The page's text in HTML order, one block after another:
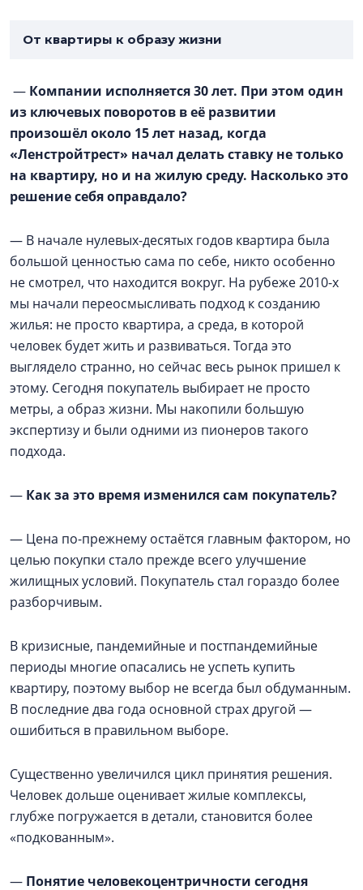
От квартиры к образу жизни
— Компании исполняется 30 лет. При этом один
из ключевых поворотов в её развитии
произошёл около 15 лет назад, когда
«Ленстройтрест» начал делать ставку не только
на квартиру, но и на жилую среду. Насколько это
решение себя оправдало?
— В начале нулевых-десятых годов квартира была
большой ценностью сама по себе, никто особенно
не смотрел, что находится вокруг. На рубеже 2010-х
мы начали переосмысливать подход к созданию
жилья: не просто квартира, а среда, в которой
человек будет жить и развиваться. Тогда это
выглядело странно, но сейчас весь рынок пришел к
этому. Сегодня покупатель выбирает не просто
метры, а образ жизни. Мы накопили большую
экспертизу и были одними из пионеров такого
подхода.
— Как за это время изменился сам покупатель?
— Цена по-прежнему остаётся главным фактором, но
целью покупки стало прежде всего улучшение
жилищных условий. Покупатель стал гораздо более
разборчивым.
В кризисные, пандемийные и постпандемийные
периоды многие опасались не успеть купить
квартиру, поэтому выбор не всегда был обдуманным.
В последние два года основной страх другой —
ошибиться в правильном выборе.
Существенно увеличился цикл принятия решения.
Человек дольше оценивает жилые комплексы,
глубже погружается в детали, становится более
«подкованным».
— Понятие человекоцентричности сегодня